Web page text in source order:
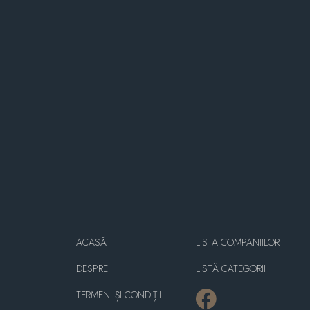
ACASĂ
DESPRE
TERMENI ȘI CONDIȚII
LISTA COMPANIILOR
LISTĂ CATEGORII